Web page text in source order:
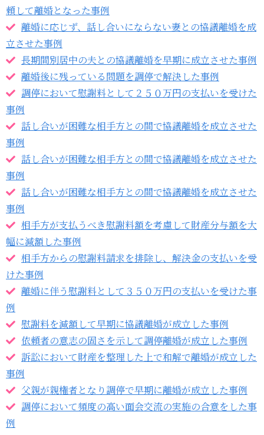
頼して離婚となった事例
離婚に応じず、話し合いにならない妻との協議離婚を成
立させた事例
長期間別居中の夫との協議離婚を早期に成立させた事例
離婚後に残っている問題を調停で解決した事例
調停において慰謝料として２５０万円の支払いを受けた
事例
話し合いが困難な相手方との間で協議離婚を成立させた
事例
話し合いが困難な相手方との間で協議離婚を成立させた
事例
話し合いが困難な相手方との間で協議離婚を成立させた
事例
相手方が支払うべき慰謝料額を考慮して財産分与額を大
幅に減額した事例
相手方からの慰謝料請求を排除し、解決金の支払いを受
けた事例
離婚に伴う慰謝料として３５０万円の支払いを受けた事
例
慰謝料を減額して早期に協議離婚が成立した事例
依頼者の意志の固さを示して調停離婚が成立した事例
訴訟において財産を整理した上で和解で離婚が成立した
事例
父親が親権者となり調停で早期に離婚が成立した事例
調停において頻度の高い面会交流の実施の合意をした事
例